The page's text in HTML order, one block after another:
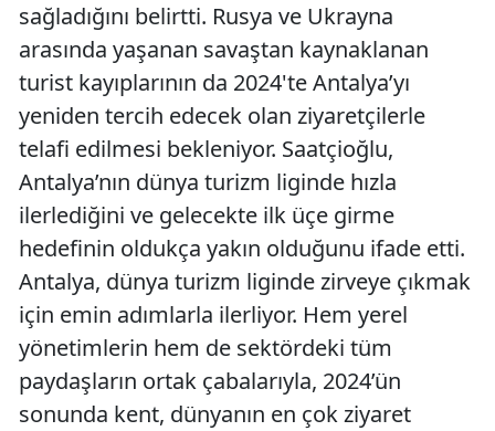
sağladığını belirtti. Rusya ve Ukrayna
arasında yaşanan savaştan kaynaklanan
turist kayıplarının da 2024'te Antalya’yı
yeniden tercih edecek olan ziyaretçilerle
telafi edilmesi bekleniyor. Saatçioğlu,
Antalya’nın dünya turizm liginde hızla
ilerlediğini ve gelecekte ilk üçe girme
hedefinin oldukça yakın olduğunu ifade etti.
Antalya, dünya turizm liginde zirveye çıkmak
için emin adımlarla ilerliyor. Hem yerel
yönetimlerin hem de sektördeki tüm
paydaşların ortak çabalarıyla, 2024’ün
sonunda kent, dünyanın en çok ziyaret